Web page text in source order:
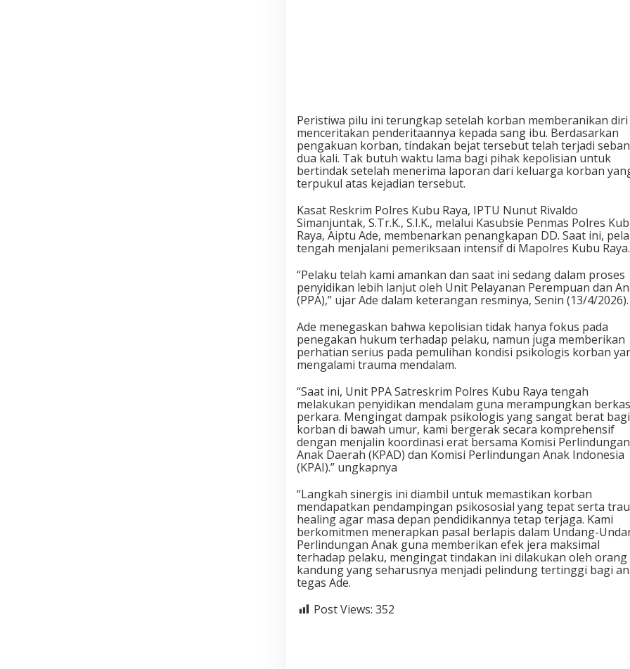
Peristiwa pilu ini terungkap setelah korban memberanikan diri
menceritakan penderitaannya kepada sang ibu. Berdasarkan
pengakuan korban, tindakan bejat tersebut telah terjadi
dua kali. Tak butuh waktu lama bagi pihak kepolisian untuk
bertindak setelah menerima laporan dari keluarga korban
terpukul atas kejadian tersebut.
Kasat Reskrim Polres Kubu Raya, IPTU Nunut Rivaldo
Simanjuntak, S.Tr.K., S.I.K., melalui Kasubsie Penmas Polres
Raya, Aiptu Ade, membenarkan penangkapan DD. Saat ini,
tengah menjalani pemeriksaan intensif di Mapolres Kubu Raya.
“Pelaku telah kami amankan dan saat ini sedang dalam proses
penyidikan lebih lanjut oleh Unit Pelayanan Perempuan dan
(PPA),” ujar Ade dalam keterangan resminya, Senin (13/4/2026).
Ade menegaskan bahwa kepolisian tidak hanya fokus pada
penegakan hukum terhadap pelaku, namun juga memberikan
perhatian serius pada pemulihan kondisi psikologis korban
mengalami trauma mendalam.
“Saat ini, Unit PPA Satreskrim Polres Kubu Raya tengah
melakukan penyidikan mendalam guna merampungkan berkas
perkara. Mengingat dampak psikologis yang sangat berat bagi
korban di bawah umur, kami bergerak secara komprehensif
dengan menjalin koordinasi erat bersama Komisi Perlindungan
Anak Daerah (KPAD) dan Komisi Perlindungan Anak Indonesia
(KPAI).” ungkapnya
“Langkah sinergis ini diambil untuk memastikan korban
mendapatkan pendampingan psikososial yang tepat serta
healing agar masa depan pendidikannya tetap terjaga. Kami
berkomitmen menerapkan pasal berlapis dalam Undang-
Perlindungan Anak guna memberikan efek jera maksimal
terhadap pelaku, mengingat tindakan ini dilakukan oleh orang
kandung yang seharusnya menjadi pelindung tertinggi bagi
tegas Ade.
Post Views: 352